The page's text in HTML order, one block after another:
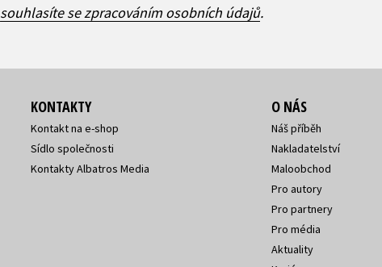
souhlasíte se zpracováním osobních údajů.
KONTAKTY
Kontakt na e-shop
Sídlo společnosti
Kontakty Albatros Media
O NÁS
Náš příběh
Nakladatelství
Maloobchod
Pro autory
Pro partnery
Pro média
Aktuality